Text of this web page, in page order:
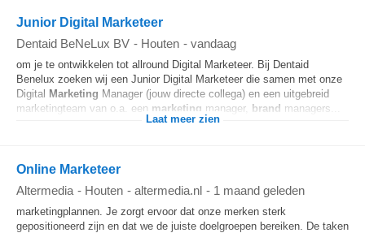
Junior Digital Marketeer
Dentaid BeNeLux BV - Houten - vandaag
om je te ontwikkelen tot allround Digital Marketeer. Bij Dentaid
Benelux zoeken wij een Junior Digital Marketeer die samen met onze
Digital Marketing Manager (jouw directe collega) en een uitgebreid
marketingteam van o.a. een marketing manager, brand managers...
Laat meer zien
Online Marketeer
Altermedia - Houten - altermedia.nl - 1 maand geleden
marketingplannen. Je zorgt ervoor dat onze merken sterk
gepositioneerd zijn en dat we de juiste doelgroepen bereiken. De taken